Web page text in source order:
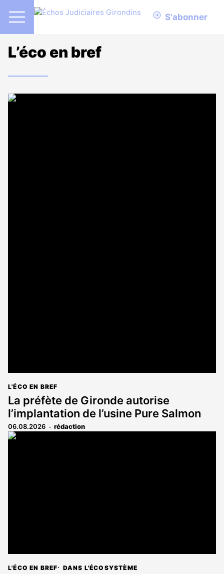
S'abonner
L’éco en bref
L'ÉCO EN BREF
La préfète de Gironde autorise
l’implantation de l’usine Pure Salmon
06.08.2026 rédaction
L'ÉCO EN BREF DANS L'ÉCOSYSTÈME